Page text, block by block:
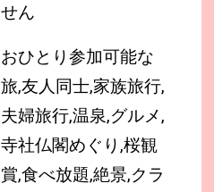
せん
おひとり参加可能な
旅,友人同士,家族旅行,
夫婦旅行,温泉,グルメ,
寺社仏閣めぐり,桜観
賞,食べ放題,絶景,クラ